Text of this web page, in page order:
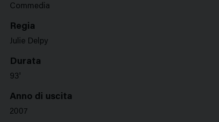
Commedia
Regia
Julie Delpy
Durata
93'
Anno di uscita
2007